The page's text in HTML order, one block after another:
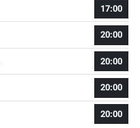
17:00
20:00
20:00
20:00
20:00